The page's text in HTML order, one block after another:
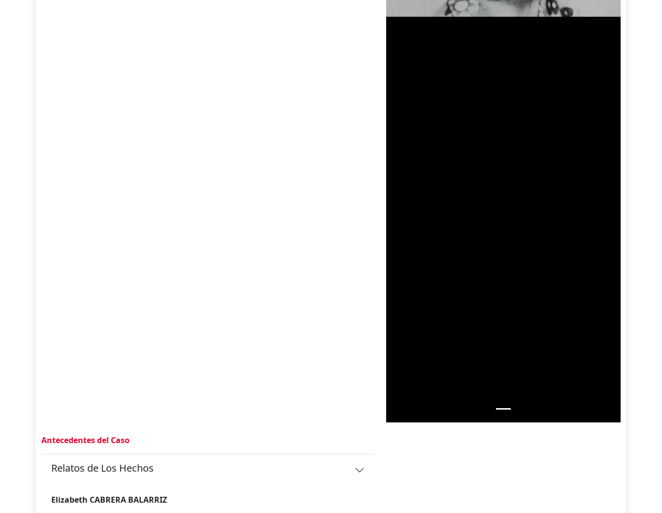
Antecedentes del Caso
Relatos de Los Hechos
Elizabeth CABRERA BALARRIZ